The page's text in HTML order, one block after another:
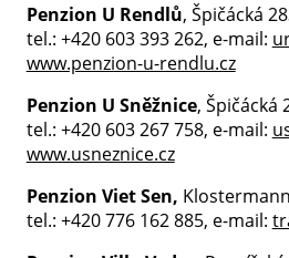
Penzion U Rendlů, Špičácká
tel.: +420 603 393 262, e-mail:
www.penzion-u-rendlu.cz
Penzion U Sněžnice, Špičácká
tel.: +420 603 267 758, e-mail:
www.usneznice.cz
Penzion Viet Sen,
tel.: +420 776 162 885, e-mail: